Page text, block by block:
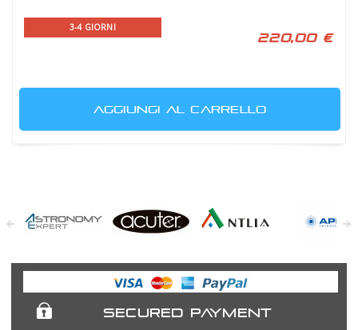
3-4 GIORNI
220,00 €
AGGIUNGI AL CARRELLO
Expert
Telescopes
SECURED PAYMENT